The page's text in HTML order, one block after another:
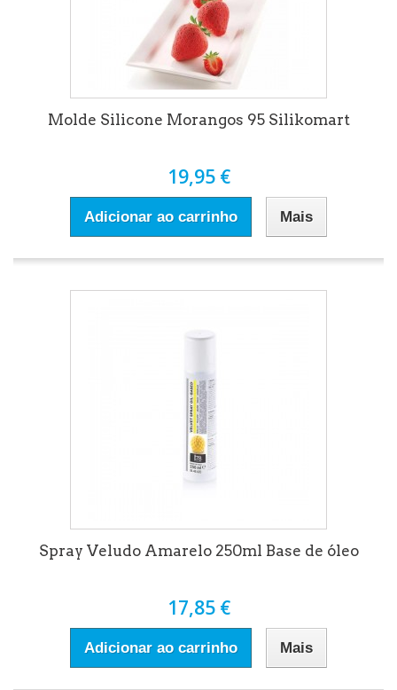
Molde Silicone Morangos 95 Silikomart
19,95 €
Adicionar ao carrinho Mais
Spray Veludo Amarelo 250ml Base de óleo
17,85 €
Adicionar ao carrinho Mais